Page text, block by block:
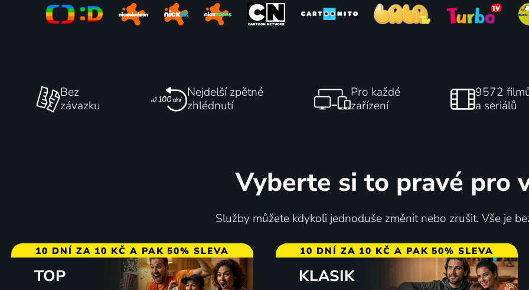
Bez
závazku
Nejdelší zpětné
zhlédnutí
Pro každé
zařízení
9572
a seriálů
Vyberte si to pravé pro
Služby můžete kdykoli jednoduše změnit nebo zrušit. Vše je
10 DNÍ ZA 10 KČ A PAK 50% SLEVA
TOP
10 DNÍ ZA 10 KČ A PAK 50% SLEVA
KLASIK